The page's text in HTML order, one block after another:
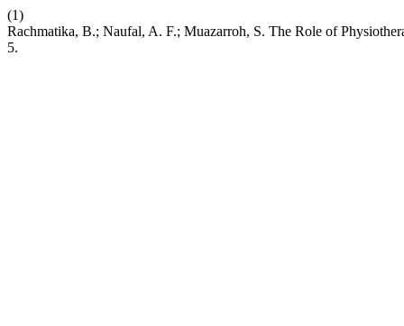
(1)
Rachmatika, B.; Naufal, A. F.; Muazarroh, S. The Role of
5.